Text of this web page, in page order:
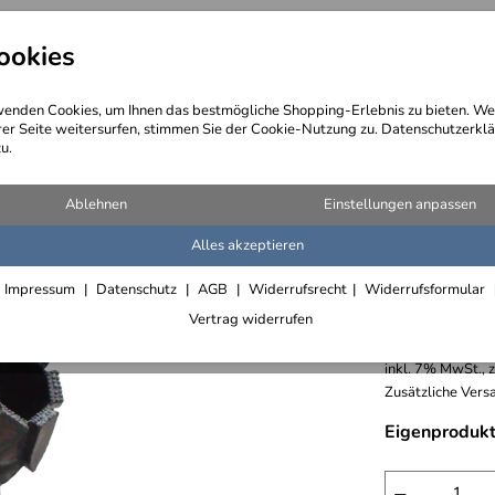
Cookies, um Ihnen das bestmögliche Shopping-Erlebnis zu bieten.
Seite weitersurfen, stimmen Sie der Cookie-Nutzung zu.
Ablehnen Einstellungen anpassen
Alles akzeptieren
Impressum Datenschutz AGB Widerrufsrecht
Widerrufsformular
Vertrag widerrufen
Wegebeschreibung @
Albrun I
inkl. 7% MwSt.,
Zusätzliche